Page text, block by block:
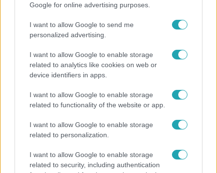
Google for online advertising purposes.
I want to allow Google to send me
personalized advertising.
I want to allow Google to enable storage
related to analytics like cookies on web or
device identifiers in apps.
I want to allow Google to enable storage
related to functionality of the website or app.
I want to allow Google to enable storage
related to personalization.
I want to allow Google to enable storage
related to security, including authentication
érdemes használni a fizikus szerint
A tökéletes strandfotók mögött: ismert magyarok
vallottak szégyenről, fogyásról és önbizalomról